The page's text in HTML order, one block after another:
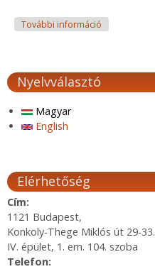
További információ
Nyelvválasztó
Magyar
English
Elérhetőség
Cím:
1121 Budapest,
Konkoly-Thege Miklós út 29-33.
IV. épület, 1. em. 104. szoba
Telefon: